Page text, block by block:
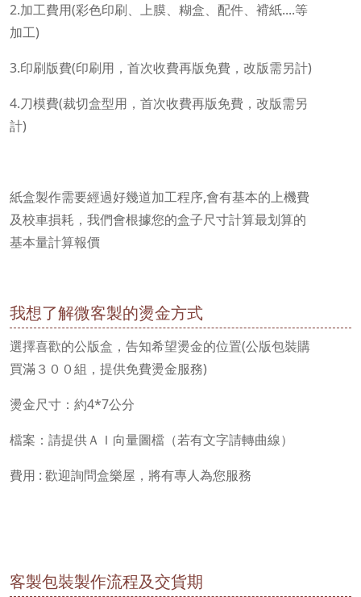
2.加工費用(彩色印刷、上膜、糊盒、配件、褙紙....等
加工)
3.印刷版費(印刷用，首次收費再版免費，改版需另計)
4.刀模費(裁切盒型用，首次收費再版免費，改版需另
計)
紙盒製作需要經過好幾道加工程序,會有基本的上機費
及校車損耗，我們會根據您的盒子尺寸計算最划算的
基本量計算報價
我想了解微客製的燙金方式
選擇喜歡的公版盒，告知希望燙金的位置(公版包裝購
買滿３００組，提供免費燙金服務)
燙金尺寸：約4*7公分
檔案：請提供ＡＩ向量圖檔（若有文字請轉曲線）
費用 : 歡迎詢問盒樂屋，將有專人為您服務
客製包裝製作流程及交貨期